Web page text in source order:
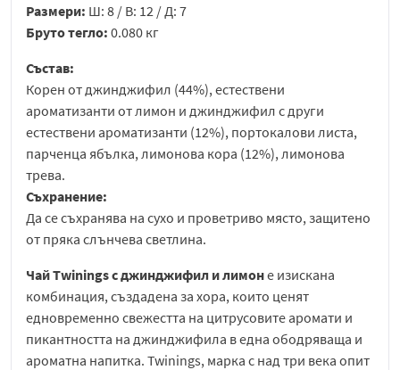
Размери: Ш: 8 / В: 12 / Д: 7
Бруто тегло: 0.080 кг
Състав:
Корен от джинджифил (44%), естествени
ароматизанти от лимон и джинджифил с други
естествени ароматизанти (12%), портокалови листа,
парченца ябълка, лимонова кора (12%), лимонова
трева.
Съхранение:
Да се съхранява на сухо и проветриво място, защитено
от пряка слънчева светлина.
Чай Twinings с джинджифил и лимоне изискана
комбинация, създадена за хора, които ценят
едновременно свежестта на цитрусовите аромати и
пикантността на джинджифила в една ободряваща и
ароматна напитка. Twinings, марка с над три века опит